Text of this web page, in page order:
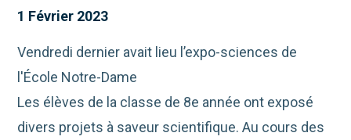
1 Février 2023
Vendredi dernier avait lieu l’expo-sciences de
l'École Notre-Dame
Les élèves de la classe de 8e année ont exposé
divers projets à saveur scientifique. Au cours des